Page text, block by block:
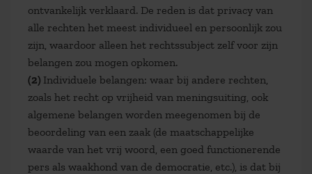
ontvankelijk verklaard. De reden is dat privacy van
alle rechten het meest individueel en persoonlijk zou
zijn, waardoor alleen het rechtssubject zelf voor zijn
belangen zou mogen opkomen.
(2) Individuele belangen: waar bij andere rechten,
zoals het recht op vrijheid van meningsuiting, ook
algemene belangen worden meegenomen bij de
beoordeling van een zaak (de maatschappelijke
waarde van het vrij woord, een goed functionerende
pers als waakhond van de democratie, etc.), is dat bij